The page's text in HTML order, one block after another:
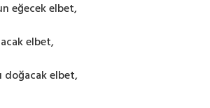
eğecek elbet,
elbet,
doğacak elbet,